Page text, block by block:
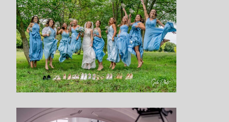
Főoldal
Esküvői fotózás
Stúdió fotózás
Áraim